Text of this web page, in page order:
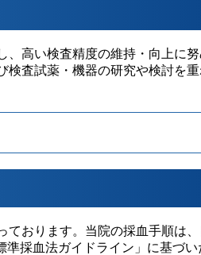
、高い検査精度の維持・向上に
検査試薬・機器の研究や検討を
ております。当院の採血手順は
採血法ガイドライン」に基づ